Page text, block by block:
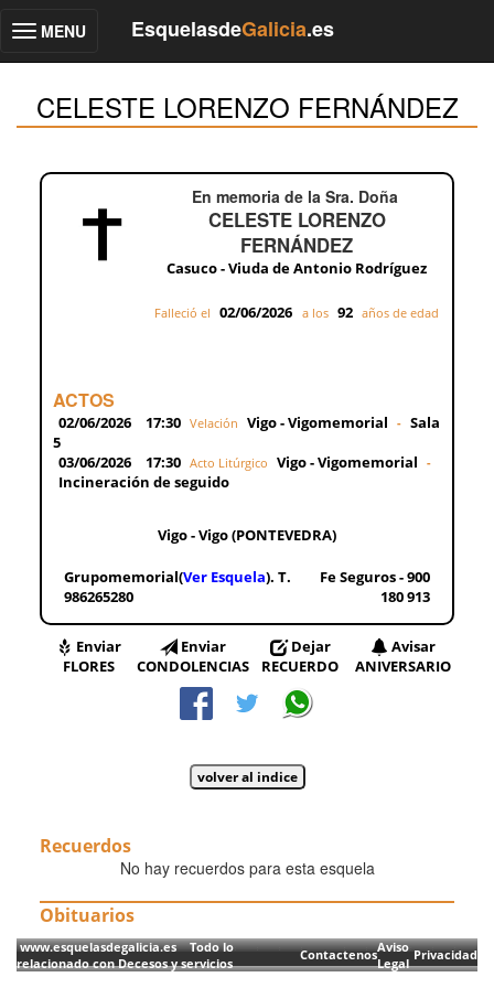
Toggle
MENU EsquelasdeGalicia.es
CELESTE LORENZO FERNÁNDEZ
En memoria de la Sra. Doña
CELESTE LORENZO
FERNÁNDEZ
Casuco - Viuda de Antonio Rodríguez
Falleció el 02/06/2026 a los 92 años de edad
ACTOS
02/06/2026 17:30 Velación Vigo - Vigomemorial - Sala
5
03/06/2026
17:30 Acto Litúrgico Vigo - Vigomemorial -
Incineración de seguido
Vigo - Vigo (PONTEVEDRA)
Grupomemorial(Ver Esquela). T.
986265280
Fe Seguros - 900
180 913
Enviar
FLORES
Enviar
CONDOLENCIAS
Dejar
RECUERDO
Avisar
ANIVERSARIO
Recuerdos
No hay recuerdos para esta esquela
Obituarios
www.esquelasdegalicia.es Todo lo
relacionado con Decesos y servicios
ContactenosAviso
Legal
Privacidad